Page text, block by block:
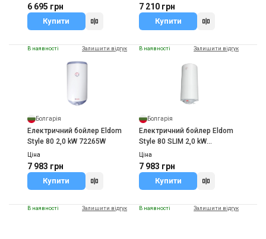
6 695 грн
Купити
7 210 грн
Купити
В наявності Залишити відгук
Болгарія
Електричний бойлер Eldom
Style 80 2,0 kW 72265W
Ціна
7 983 грн
Купити
В наявності Залишити відгук
Болгарія
Електричний бойлер Eldom
Style 80 SLIM 2,0 kW
72268WG
Ціна
7 983 грн
Купити
В наявності Залишити відгук В наявності Залишити відгук